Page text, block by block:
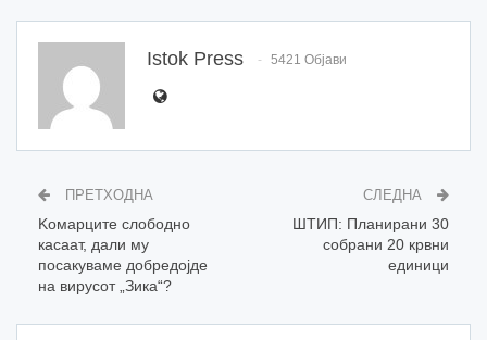
Istok Press 5421 Објави
ПРЕТХОДНА
Koмарците слободно
касаат, дали му
посакуваме добредојде
на вирусот „Зика“?
СЛЕДНА
ШТИП: Планирани 30
собрани 20 крвни
единици